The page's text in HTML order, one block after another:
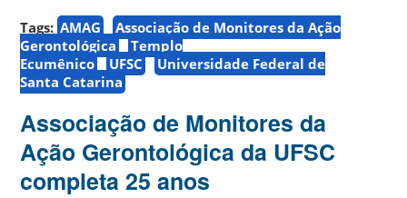
Tags: AMAG
Associação de Monitores da Ação
Gerontológica
Templo
Ecumênico
UFSC
Universidade Federal de
Santa Catarina
Associação de Monitores da
Ação Gerontológica da UFSC
completa 25 anos